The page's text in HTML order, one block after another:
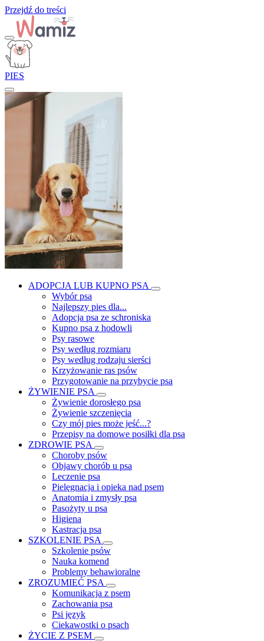
Przejdź do treści
PIES
ADOPCJA LUB KUPNO PSA
Wybór psa
Najlepszy pies dla...
Adopcja psa ze schroniska
Kupno psa z hodowli
Psy rasowe
Psy według rozmiaru
Psy według rodzaju sierści
Krzyżowanie ras psów
Przygotowanie na przybycie psa
ŻYWIENIE PSA
Żywienie dorosłego psa
Żywienie szczenięcia
Czy mój pies może jeść...?
Przepisy na domowe posiłki dla psa
ZDROWIE PSA
Choroby psów
Objawy chorób u psa
Leczenie psa
Pielęgnacja i opieka nad psem
Anatomia i zmysły psa
Pasożyty u psa
Higiena
Kastracja psa
SZKOLENIE PSA
Szkolenie psów
Nauka komend
Problemy behawioralne
ZROZUMIEĆ PSA
Komunikacja z psem
Zachowania psa
Psi język
Ciekawostki o psach
ŻYCIE Z PSEM